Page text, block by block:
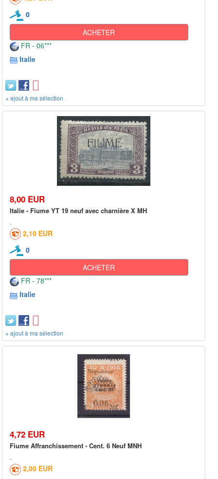
0
ACHETER
FR - 06***
Italie
+ ajout à ma sélection
8,00 EUR
Italie - Fiume YT 19 neuf avec charnière X MH
2,10 EUR
0
ACHETER
FR - 78***
Italie
+ ajout à ma sélection
4,72 EUR
Fiume Affranchissement - Cent. 6 Neuf MNH
2,00 EUR